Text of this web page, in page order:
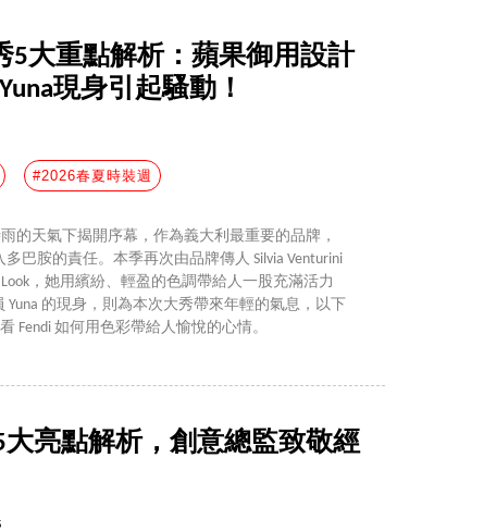
5大重點解析：蘋果御用設計
現身引起騷動！
#2026春夏時裝週
的天氣下揭開序幕，作為義大利最重要的品牌，
巴胺的責任。本季再次由品牌傳人 Silvia Venturini
，她用繽紛、輕盈的色調帶給人一股充滿活力
Yuna 的現身，則為本次大秀帶來年輕的氣息，以下
Fendi 如何用色彩帶給人愉悅的心情。
大亮點解析，創意總監致敬經